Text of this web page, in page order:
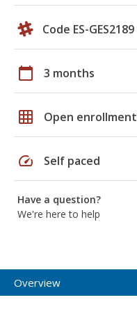
Code ES-GES2189
calendar_today 3 months
grid_on Open enrollment
speed Self paced
Have a question?
We're here to help
Overview